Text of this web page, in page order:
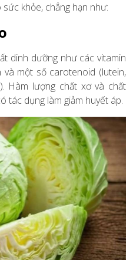
khỏe, chẳng hạn như:
dinh dưỡng như các vitamin
và một số carotenoid (lutein,
Hàm lượng chất xơ và chất
tác dụng làm giảm huyết áp.